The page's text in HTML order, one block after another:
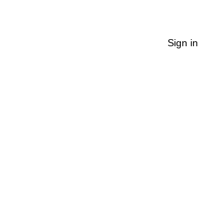
Sign in